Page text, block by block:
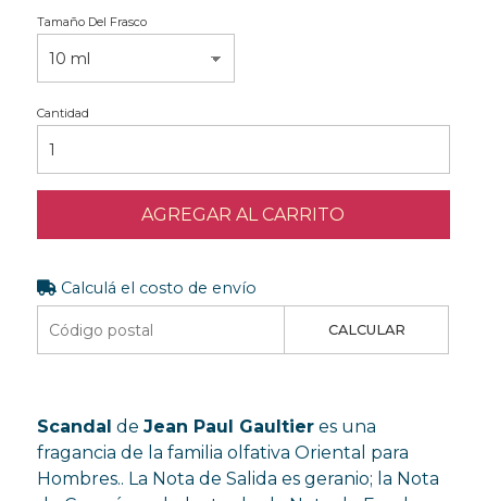
Tamaño Del Frasco
Cantidad
AGREGAR AL CARRITO
Calculá el costo de envío
CALCULAR
Scandal de Jean Paul Gaultieres una
fragancia de la familia olfativa Oriental para
Hombres.. La Nota de Salida es geranio; la Nota